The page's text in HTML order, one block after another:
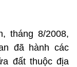
tháng 8/2008,
đã hành các
đất thuộc địa